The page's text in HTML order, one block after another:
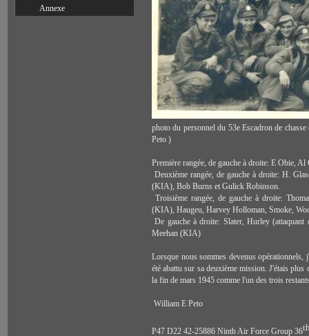
Annexe
photo du personnel du 53e Escadron de
Peto )
Première rangée, de gauche à droite: E Obie,
Deuxième rangée, de gauche à droite: H.
(KIA), Bob Burns et Gulick Robinson.
Troisième rangée, de gauche à droite:
(KIA), Haugeu, Harvey Holloman, Smoke,
De gauche à droite: Slater, Hurley
Meehan (KIA)
Lorsque nous sommes devenus
été abattu sur sa deuxième mission.J'étais plus
la fin de mars 1945 comme l'un des trois
William E Peto
P47 D22 42-25886 Ninth Air Force Group 36